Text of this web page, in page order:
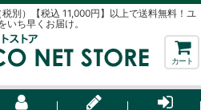
別）【税込 11,000円】以上で送料無料！ユ
いち早くお届け。
カート